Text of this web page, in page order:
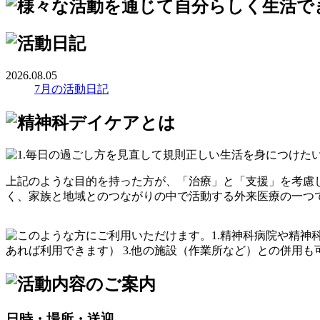
2026.08.05
7月の活動日記
上記のような目的を持った方が、「治療」と「支援」を考
く、家族と地域とのつながりの中で活動する外来医療の一つ